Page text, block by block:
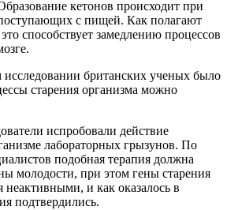
кетонов происходит при
с пищей. Как полагают
способствует замедлению процессов
исследовании британских ученых было
старения организма можно
испробовали действие
лабораторных грызунов. По
подобная терапия должна
молодости, при этом гены старения
и как оказалось в
подтвердились.